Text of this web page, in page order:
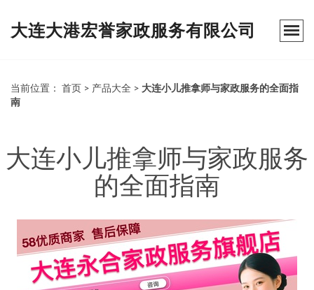
大连大港宏誉家政服务有限公司
当前位置： 首页 > 产品大全 > 大连小儿推拿师与家政服务的全面指
南
大连小儿推拿师与家政服务
的全面指南